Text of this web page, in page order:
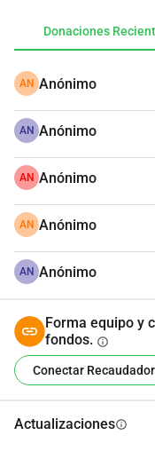
Donaciones
AN Anónimo
AN Anónimo
AN Anónimo
AN Anónimo
AN Anónimo
Forma equipo y
fondos. info
Conectar
Actualizacionesinfo